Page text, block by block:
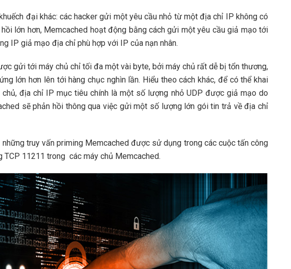
đại khác: các hacker gửi một yêu cầu nhỏ từ một địa chỉ IP không có
lớn hơn, Memcached hoạt động bằng cách gửi một yêu cầu giả mạo tới
IP giả mạo địa chỉ phù hợp với IP của nạn nhân.
gửi tới máy chủ chỉ tối đa một vài byte, bởi máy chủ rất dễ bị tổn thương,
lớn hơn lên tới hàng chục nghìn lần. Hiểu theo cách khác, để có thể khai
địa chỉ IP mục tiêu chính là một số lượng nhỏ UDP được giả mạo do
sẽ phản hồi thông qua việc gửi một số lượng lớn gói tin trả về địa chỉ
truy vấn priming Memcached được sử dụng trong các cuộc tấn công
11211 trong các máy chủ Memcached.